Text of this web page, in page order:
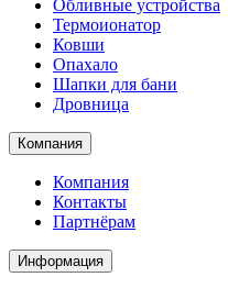
Обливные устройства
Термоионатор
Ковши
Опахало
Шапки для бани
Дровница
Компания
Компания
Контакты
Партнёрам
Информация